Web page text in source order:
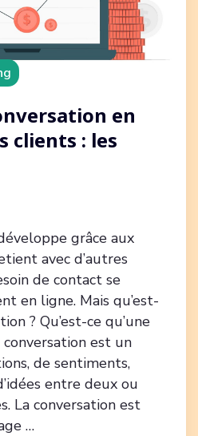
en
clients : les
grâce aux
avec d’autres
de contact se
en ligne. Mais qu’est-
? Qu’est-ce qu’une
est un
de sentiments,
entre deux ou
La conversation est
…